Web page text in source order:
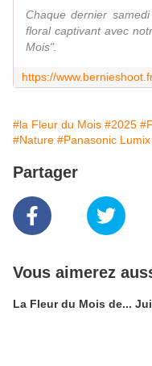
Chaque dernier
floral captivant avec
Mois".
#la Fleur du Mois #2025
#Nature #Panasonic
Partager
Vous aimerez
La Fleur du Mois de...